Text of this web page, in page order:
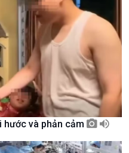
Thời sự
Thời sự 6h
Thời sự 12h
Thời sự 18h
Thời sự 21h30
Bản tin
Chuyên mục
Theo dòng Thời sự
hước và phản cảm